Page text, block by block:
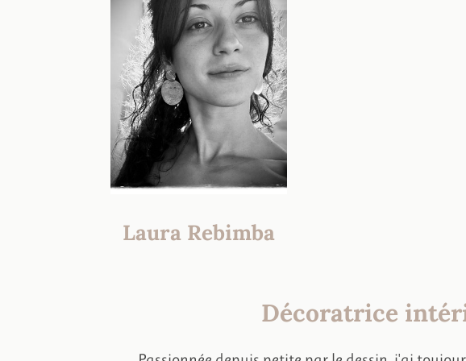
Laura Rebimba
Décoratrice